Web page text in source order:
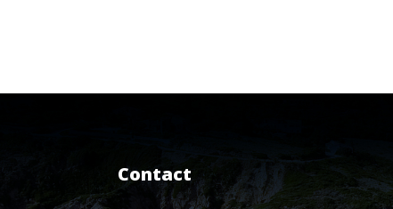
Contact